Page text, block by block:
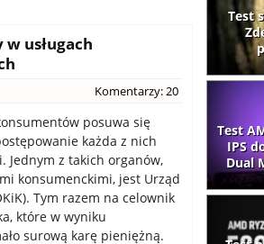
usługach
Komentarzy: 20
posuwa się
każda z nich
Jednym z takich organów,
konsumenckimi, jest Urząd
Tym razem na celownik
które w wyniku
surową karę pieniężną.
Test
Test
IPS
Dual